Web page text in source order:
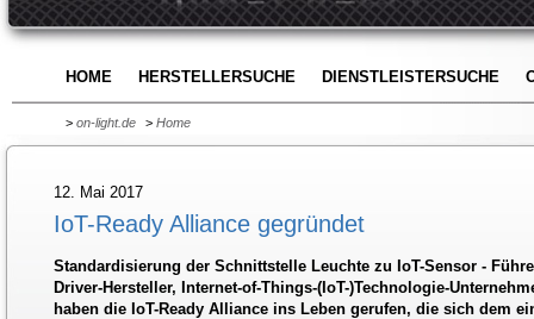
HOME HERSTELLERSUCHE DIENSTLEISTERSUCHE
> on-light.de > Home
12. Mai 2017
IoT-Ready Alliance gegründet
Standardisierung der Schnittstelle Leuchte zu IoT-Sensor -
Driver-Hersteller, Internet-of-Things-(IoT-)Technologie-
haben die IoT-Ready Alliance ins Leben gerufen, die sich dem